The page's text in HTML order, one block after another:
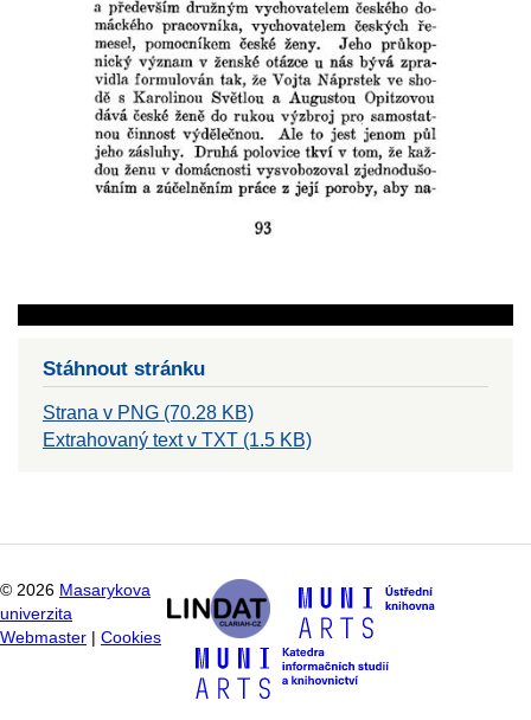
Stáhnout stránku
Strana v PNG (70.28 KB)
Extrahovaný text v TXT (1.5 KB)
© 2026 Masarykova
univerzita
Webmaster
Cookies